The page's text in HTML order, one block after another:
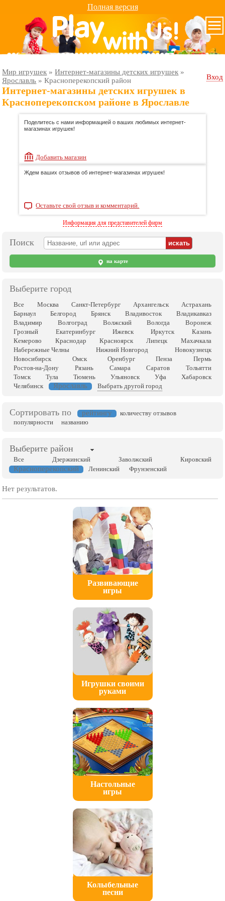
Полная версия
Мир игрушек »Интернет-магазины детских игрушек »
Ярославль »Красноперекопский район Вход
Интернет-магазины детских игрушек в
Красноперекопском районе в Ярославле
Поделитесь с нами информацией о ваших любимых интернет-
магазинах игрушек!
Добавить магазин
Ждем ваших отзывов об интернет-магазинах игрушек!
Оставьте свой отзыв и комментарий.
Информация для представителей фирм
Поиск
на карте
Выберите город
Все Москва Санкт-Петербург Архангельск
Астрахань
Барнаул
Белгород Брянск Владивосток
Владикавказ
Владимир
Волгоград Волжский Вологда
Воронеж
Грозный
Екатеринбург Ижевск Иркутск
Казань
Кемерово
Краснодар Красноярск Липецк
Махачкала
Набережные Челны
Нижний Новгород
Новокузнецк
Новосибирск
Омск Оренбург Пенза
Пермь
Ростов-на-Дону
Рязань Самара Саратов
Тольятти
Томск
Тула Тюмень Ульяновск Уфа
Хабаровск
Челябинск
Ярославль Выбрать другой город
Сортировать по рейтингу
количеству отзывов
популярности
названию
Выберите район
Все Дзержинский Заволжский Кировский
Красноперекопский Ленинский Фрунзенский
Нет результатов.
Развивающие
игры
Игрушки своими
руками
Настольные
игры
Колыбельные
песни